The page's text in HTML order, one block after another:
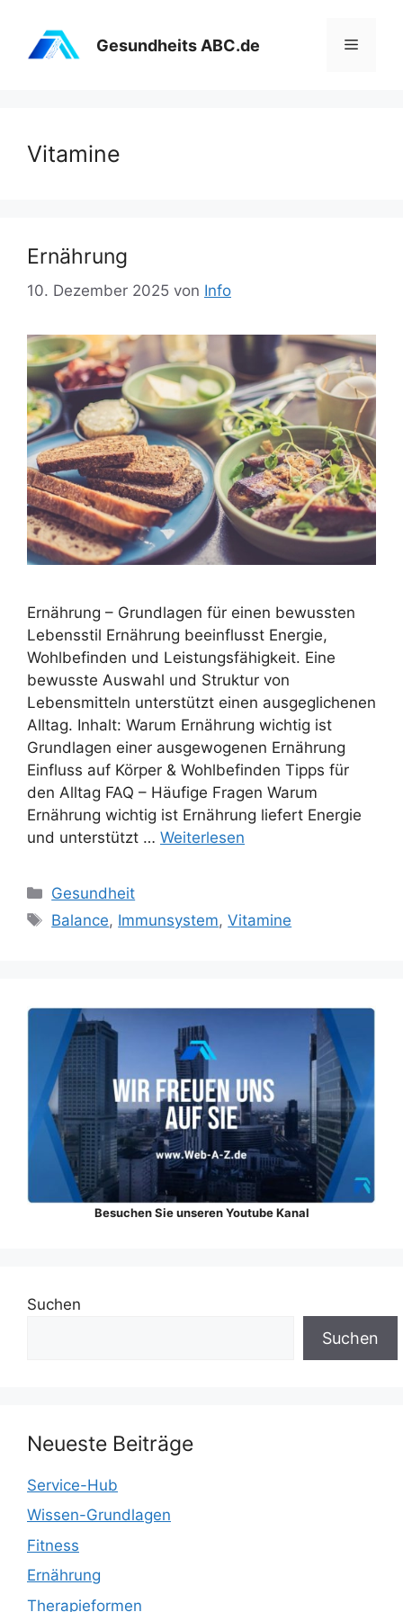
springen
Gesundheits ABC.de Menü
Vitamine
Ernährung
10. Dezember 2025 von Info
Ernährung – Grundlagen für einen bewussten
Lebensstil Ernährung beeinflusst Energie,
Wohlbefinden und Leistungsfähigkeit. Eine
bewusste Auswahl und Struktur von
Lebensmitteln unterstützt einen ausgeglichenen
Alltag. Inhalt: Warum Ernährung wichtig ist
Grundlagen einer ausgewogenen Ernährung
Einfluss auf Körper & Wohlbefinden Tipps für
den Alltag FAQ – Häufige Fragen Warum
Ernährung wichtig ist Ernährung liefert Energie
und unterstützt … Weiterlesen
Kategorien
Gesundheit
Schlagwörter
Balance, Immunsystem,Vitamine
Besuchen Sie unseren Youtube Kanal
Suchen
Suchen
Neueste Beiträge
Service-Hub
Wissen-Grundlagen
Fitness
Ernährung
Therapieformen